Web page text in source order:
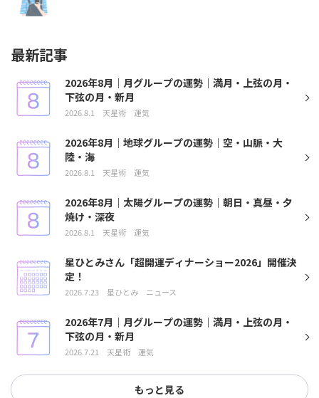
最新記事
2026年8月｜月グループの運勢｜満月・上弦の月・
下弦の月・新月
2026.8.1 天星術 運気
2026年8月｜地球グループの運勢｜空・山脈・大
陸・海
2026.8.1 天星術 運気
2026年8月｜太陽グループの運勢｜朝日・真昼・夕
焼け・深夜
2026.8.1 天星術 運気
星ひとみさん「超開運ディナーショー2026」開催決
定！
2026.7.23 星ひとみ ニュース
2026年7月｜月グループの運勢｜満月・上弦の月・
下弦の月・新月
2026.7.21 天星術 運気
もっと見る